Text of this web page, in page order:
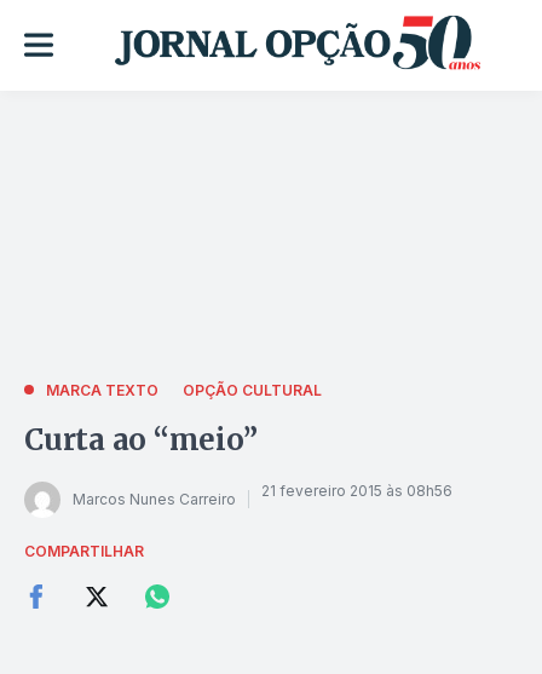
MARCA TEXTO OPÇÃO CULTURAL
Curta ao “meio”
Marcos Nunes Carreiro 21 fevereiro 2015 às 08h56
COMPARTILHAR